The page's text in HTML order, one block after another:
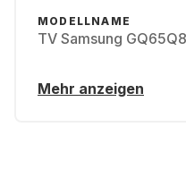
MODELLNAME
TV Samsung
Mehr anzeigen